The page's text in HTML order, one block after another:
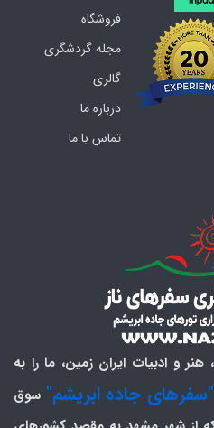
فروشگاه
مجله گردشگری
گالری
درباره ما
تماس با ما
و ادبیات ایران زمین، ما را به
"سفرهای جاده ابریشم" سوق